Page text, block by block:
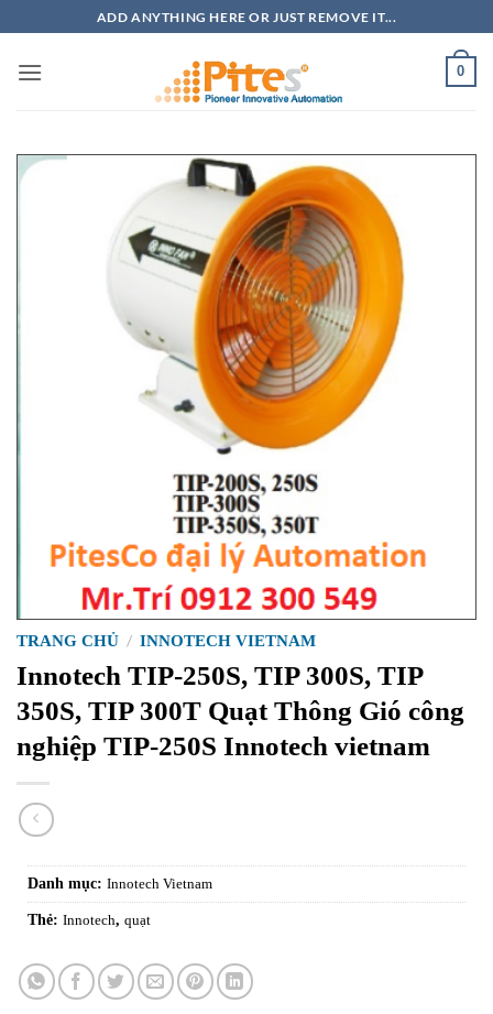
qua
nội
ADD ANYTHING HERE OR JUST REMOVE IT...
0
TRANG CHỦ / INNOTECH VIETNAM
Innotech TIP-250S, TIP 300S, TIP
350S, TIP 300T Quạt Thông Gió công
nghiệp TIP-250S Innotech vietnam
Danh mục: Innotech Vietnam
Thẻ: Innotech, quạt